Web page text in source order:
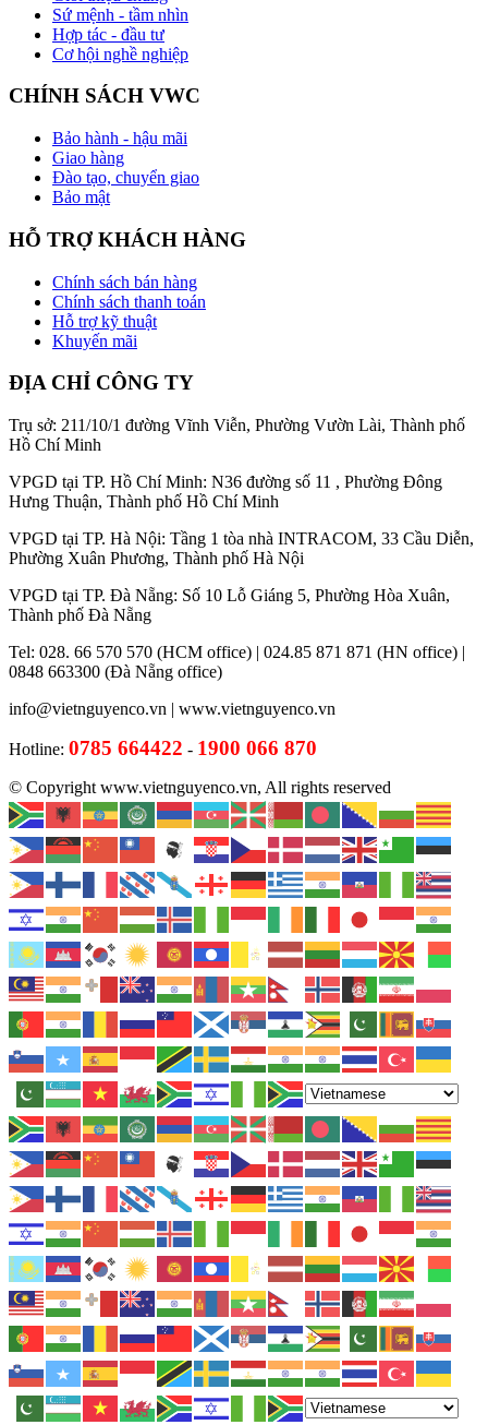
Sứ mệnh - tầm nhìn
Hợp tác - đầu tư
Cơ hội nghề nghiệp
CHÍNH SÁCH VWC
Bảo hành - hậu mãi
Giao hàng
Đào tạo, chuyển giao
Bảo mật
HỖ TRỢ KHÁCH HÀNG
Chính sách bán hàng
Chính sách thanh toán
Hỗ trợ kỹ thuật
Khuyến mãi
ĐỊA CHỈ CÔNG TY
Trụ sở: 211/10/1 đường Vĩnh Viễn, Phường Vườn Lài, Thành phố
Hồ Chí Minh
VPGD tại TP. Hồ Chí Minh: N36 đường số 11 , Phường Đông
Hưng Thuận, Thành phố Hồ Chí Minh
VPGD tại TP. Hà Nội: Tầng 1 tòa nhà INTRACOM, 33 Cầu Diễn,
Phường Xuân Phương, Thành phố Hà Nội
VPGD tại TP. Đà Nẵng: Số 10 Lỗ Giáng 5, Phường Hòa Xuân,
Thành phố Đà Nẵng
Tel: 028. 66 570 570 (HCM office) | 024.85 871 871 (HN office) |
0848 663300 (Đà Nẵng office)
info@vietnguyenco.vn | www.vietnguyenco.vn
Hotline: 0785 664422 - 1900 066 870
© Copyright www.vietnguyenco.vn, All rights reserved